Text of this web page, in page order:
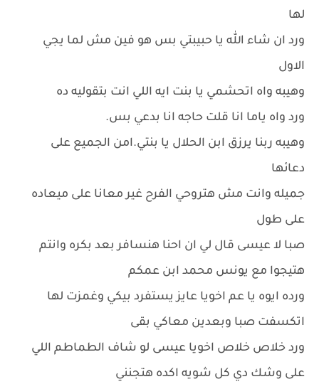
لها
ورد ان شاء الله يا حبيبتي بس هو فين مش لما يجي
الاول
وهيبه واه اتحشمي يا بنت ايه اللي انت بتقوليه ده
ورد واه ياما انا قلت حاجه انا بدعي بس.
وهيبه ربنا يرزق ابن الحلال يا بنتي.امن الجميع على
دعائها
جميله وانت مش هتروحي الفرح غير معانا على ميعاده
على طول
صبا لا عيسى قال لي ان احنا هنسافر بعد بكره وانتم
هتيجوا مع يونس محمد ابن عمكم
ورده ايوه يا عم اخويا عايز يستفرد بيكي وغمزت لها
اتكسفت صبا وبعدين معاكي بقى
ورد خلاص خلاص اخويا عيسى لو شاف الطماطم اللي
على وشك دي كل شويه اكده هتجنني